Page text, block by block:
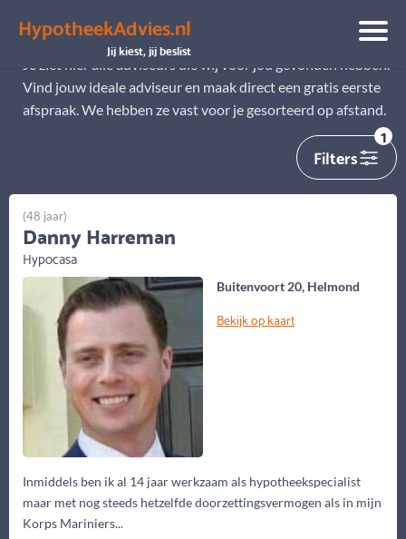
HypotheekAdvies.nl
Jij kiest, jij beslist
Alle adviseurs
Je ziet hier alle adviseurs die wij voor jou gevonden hebben.
Vind jouw ideale adviseur en maak direct een gratis eerste
afspraak. We hebben ze vast voor je gesorteerd op afstand.
Filters
1
Buitenvoort 20, Helmond
Bekijk op kaart
Inmiddels ben ik al 14 jaar werkzaam als hypotheekspecialist
maar met nog steeds hetzelfde doorzettingsvermogen als in mijn
Korps Mariniers...
(48 jaar)
Danny Harreman
Hypocasa